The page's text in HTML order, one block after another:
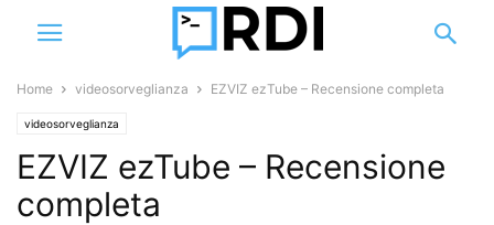
Home videosorveglianza EZVIZ ezTube – Recensione completa
videosorveglianza
EZVIZ ezTube – Recensione
completa